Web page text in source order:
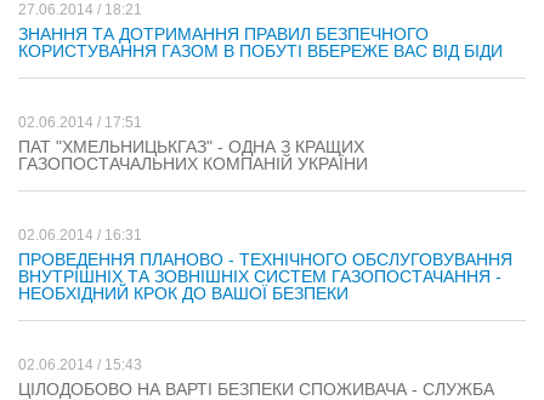
27.06.2014 / 18:21
ЗНАННЯ ТА ДОТРИМАННЯ ПРАВИЛ БЕЗПЕЧНОГО
КОРИСТУВАННЯ ГАЗОМ В ПОБУТІ ВБЕРЕЖЕ ВАС ВІД БІДИ
02.06.2014 / 17:51
ПАТ "ХМЕЛЬНИЦЬКГАЗ" - ОДНА З КРАЩИХ
ГАЗОПОСТАЧАЛЬНИХ КОМПАНІЙ УКРАЇНИ
02.06.2014 / 16:31
ПРОВЕДЕННЯ ПЛАНОВО - ТЕХНІЧНОГО ОБСЛУГОВУВАННЯ
ВНУТРІШНІХ ТА ЗОВНІШНІХ СИСТЕМ ГАЗОПОСТАЧАННЯ -
НЕОБХІДНИЙ КРОК ДО ВАШОЇ БЕЗПЕКИ
02.06.2014 / 15:43
ЦІЛОДОБОВО НА ВАРТІ БЕЗПЕКИ СПОЖИВАЧА - СЛУЖБА